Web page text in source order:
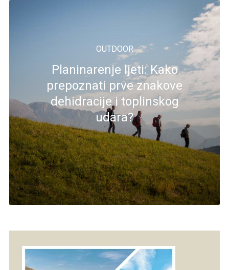
OUTDOOR
Planinarenje ljeti: Kako
prepoznati prve znakove
dehidracije i toplinskog
udara?